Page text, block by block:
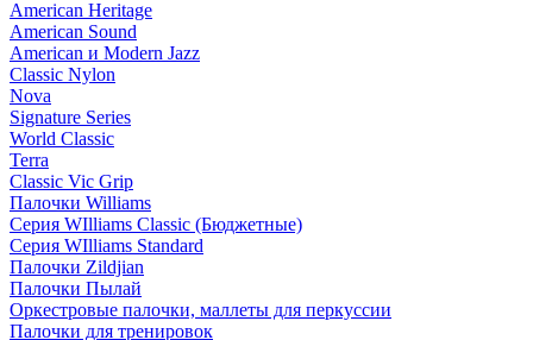
American Heritage
American Sound
American и Modern Jazz
Classic Nylon
Nova
Signature Series
World Classic
Terra
Classic Vic Grip
Палочки Williams
Серия WIlliams Classic (Бюджетные)
Серия WIlliams Standard
Палочки Zildjian
Палочки Пылай
Оркестровые палочки, маллеты для перкуссии
Палочки для тренировок